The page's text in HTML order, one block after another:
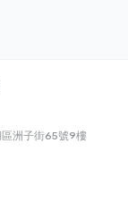
洲子街65號9樓